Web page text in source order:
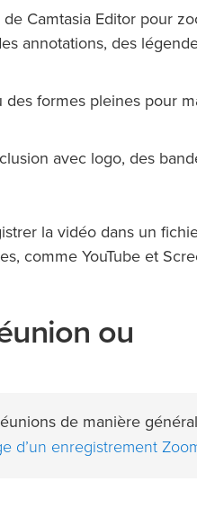
Camtasia Editor pour
annotations, des
des formes pleines pour
avec logo, des
la vidéo dans un
comme YouTube et
ou
de manière
d’un enregistrement